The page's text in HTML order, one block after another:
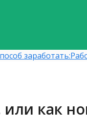
заработать:
или как